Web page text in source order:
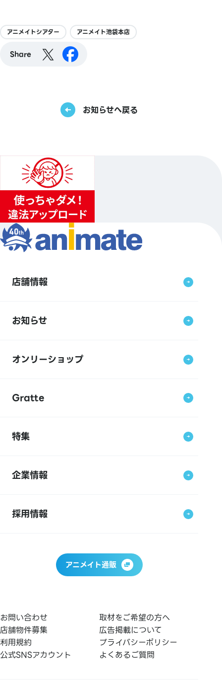
アニメイトシアター アニメイト池袋本店
Share
お知らせへ戻る
店舗情報
お知らせ
オンリーショップ
Gratte
特集
企業情報
採用情報
アニメイト通販
お問い合わせ
取材をご希望の方へ
店舗物件募集
広告掲載について
利用規約
プライバシーポリシー
公式SNSアカウント
よくあるご質問